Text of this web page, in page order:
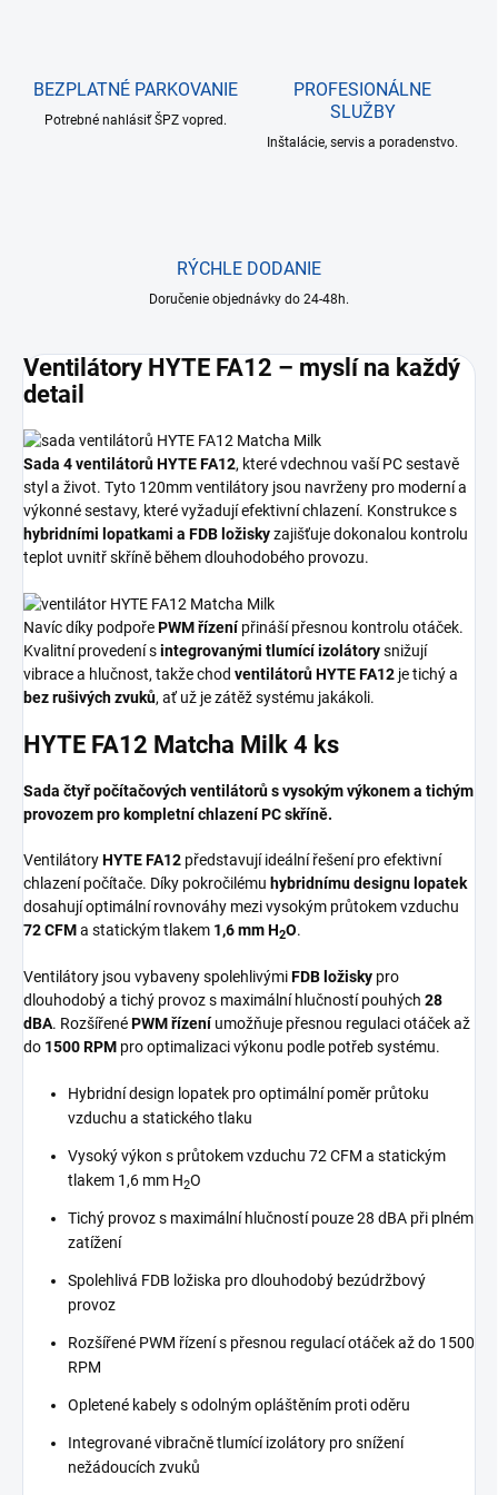
BEZPLATNÉ PARKOVANIE
Potrebné nahlásiť ŠPZ vopred.
PROFESIONÁLNE
SLUŽBY
Inštalácie, servis a poradenstvo.
RÝCHLE DODANIE
Doručenie objednávky do 24-48h.
Ventilátory HYTE FA12 – myslí na každý
detail
Sada 4 ventilátorů HYTE FA12, které vdechnou vaší PC sestavě
styl a život. Tyto 120mm ventilátory jsou navrženy pro moderní a
výkonné sestavy, které vyžadují efektivní chlazení. Konstrukce s
hybridními lopatkami a FDB ložiskyzajišťuje dokonalou kontrolu
teplot uvnitř skříně během dlouhodobého provozu.
Navíc díky podpořePWM řízenípřináší přesnou kontrolu otáček.
Kvalitní provedení sintegrovanými tlumící izolátorysnižují
vibrace a hlučnost, takže chod ventilátorů HYTE FA12 je tichý a
bez rušivých zvuků, ať už je zátěž systému jakákoli.
HYTE FA12 Matcha Milk 4 ks
Sada čtyř počítačových ventilátorů s vysokým výkonem a tichým
provozem pro kompletní chlazení PC skříně.
VentilátoryHYTE FA12 představují ideální řešení pro efektivní
chlazení počítače. Díky pokročilému hybridnímu designu lopatek
dosahují optimální rovnováhy mezi vysokým průtokem vzduchu
72 CFMa statickým tlakem 1,6 mm H2O.
Ventilátory jsou vybaveny spolehlivýmiFDB ložisky pro
dlouhodobý a tichý provoz s maximální hlučností pouhých 28
dBA. RozšířenéPWM řízeníumožňuje přesnou regulaci otáček až
do 1500 RPM pro optimalizaci výkonu podle potřeb systému.
Hybridní design lopatek pro optimální poměr průtoku
vzduchu a statického tlaku
Vysoký výkon s průtokem vzduchu 72 CFM a statickým
tlakem 1,6 mm H2O
Tichý provoz s maximální hlučností pouze 28 dBA při plném
zatížení
Spolehlivá FDB ložiska pro dlouhodobý bezúdržbový
provoz
Rozšířené PWM řízení s přesnou regulací otáček až do 1500
RPM
Opletené kabely s odolným opláštěním proti oděru
Integrované vibračně tlumící izolátory pro snížení
nežádoucích zvuků